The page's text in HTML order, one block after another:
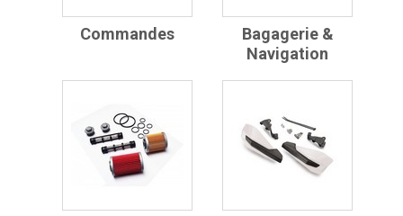
Commandes
Bagagerie &
Navigation